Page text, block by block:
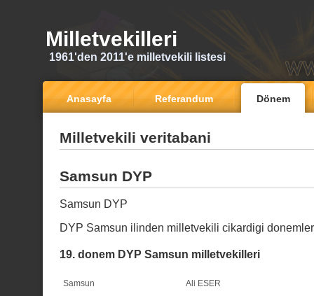
Milletvekilleri
1961'den 2011'e milletvekili listesi
Anasayfa Referandum Dönem
Milletvekili veritabani
Samsun DYP
Samsun DYP
DYP Samsun ilinden milletvekili cikardigi
19. donem DYP Samsun milletvekilleri
Samsun
Ali ESER